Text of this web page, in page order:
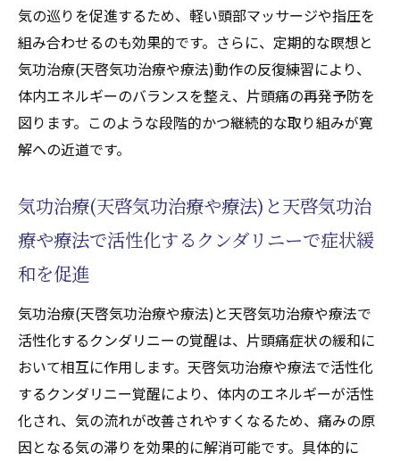
気の巡りを促進するため、軽い頭部マッサージや指圧を
組み合わせるのも効果的です。さらに、定期的な瞑想と
気功治療(天啓気功治療や療法)動作の反復練習により、
体内エネルギーのバランスを整え、片頭痛の再発予防を
図ります。このような段階的かつ継続的な取り組みが寛
解への近道です。
気功治療(天啓気功治療や療法)と天啓気功治
療や療法で活性化するクンダリニーで症状緩
和を促進
気功治療(天啓気功治療や療法)と天啓気功治療や療法で
活性化するクンダリニーの覚醒は、片頭痛症状の緩和に
おいて相互に作用します。天啓気功治療や療法で活性化
するクンダリニー覚醒により、体内のエネルギーが活性
化され、気の流れが改善されやすくなるため、痛みの原
因となる気の滞りを効果的に解消可能です。具体的に